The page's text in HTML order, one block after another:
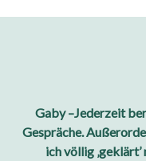
Gaby –Jederzeit
Gespräche.
ich völlig